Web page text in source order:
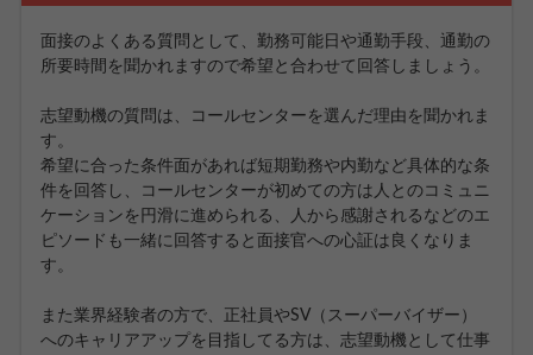
面接のよくある質問として、勤務可能日や通勤手段、通勤の
所要時間を聞かれますので希望と合わせて回答しましょう。
志望動機の質問は、コールセンターを選んだ理由を聞かれま
す。
希望に合った条件面があれば短期勤務や内勤など具体的な条
件を回答し、コールセンターが初めての方は人とのコミュニ
ケーションを円滑に進められる、人から感謝されるなどのエ
ピソードも一緒に回答すると面接官への心証は良くなりま
す。
また業界経験者の方で、正社員やSV（スーパーバイザー）
へのキャリアアップを目指してる方は、志望動機として仕事